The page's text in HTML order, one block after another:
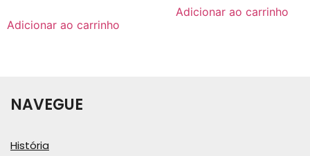
Adicionar ao carrinho
Adicionar ao carrinho
NAVEGUE
História